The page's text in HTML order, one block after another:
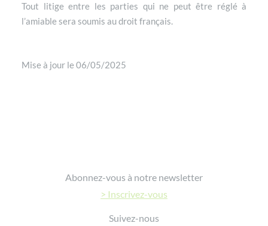
Tout litige entre les parties qui ne peut être réglé à
l’amiable sera soumis au droit français.
Mise à jour le 06/05/2025
Abonnez-vous à notre newsletter
> Inscrivez-vous
Suivez-nous